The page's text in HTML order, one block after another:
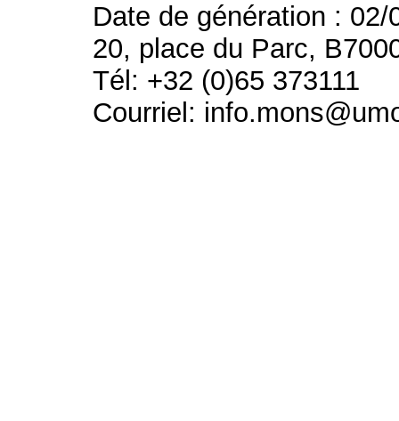
Date de génération : 02/
20, place du Parc,
Tél: +32 (0)65 373111
Courriel: